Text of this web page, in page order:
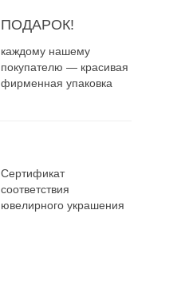
ПОДАРОК!
каждому нашему
покупателю — красивая
фирменная упаковка
Сертификат
соответствия
ювелирного украшения